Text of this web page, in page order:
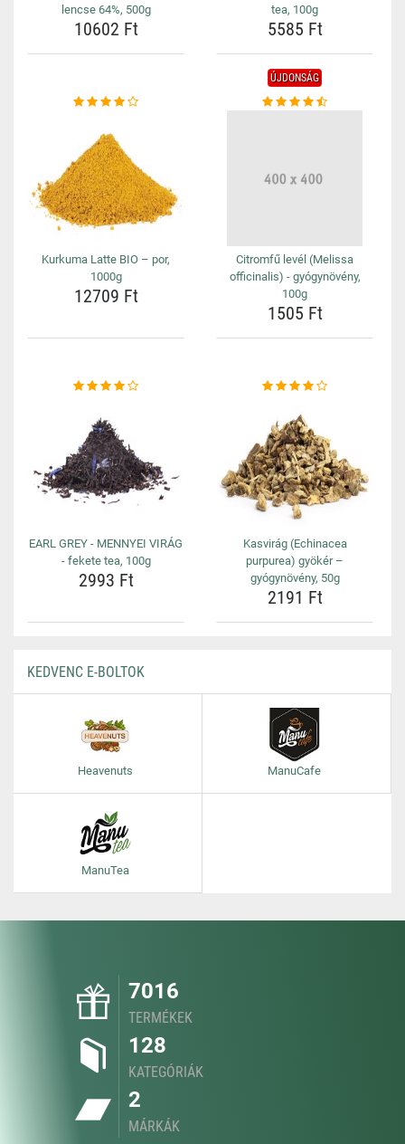
lencse 64%, 500g
10602 Ft
tea, 100g
5585 Ft
Kurkuma Latte BIO – por,
1000g
12709 Ft
ÚJDONSÁG
Citromfű levél (Melissa
officinalis) - gyógynövény,
100g
1505 Ft
EARL GREY - MENNYEI VIRÁG
- fekete tea, 100g
2993 Ft
Kasvirág (Echinacea
purpurea) gyökér –
gyógynövény, 50g
2191 Ft
KEDVENC E-BOLTOK
Heavenuts ManuCafe
ManuTea
7016
TERMÉKEK
128
KATEGÓRIÁK
2
MÁRKÁK